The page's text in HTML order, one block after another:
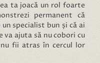
ta joacă un rol foarte
permanent că
specialist bun și că ai
va ajuta să nu cobori cu
fii atras în cercul lor